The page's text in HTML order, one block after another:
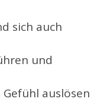
sich auch
und
auslösen